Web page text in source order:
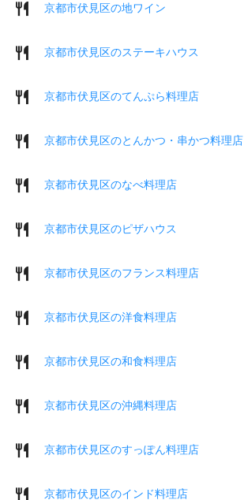
京都市伏見区の地ワイン
京都市伏見区のステーキハウス
京都市伏見区のてんぷら料理店
京都市伏見区のとんかつ・串かつ料理店
京都市伏見区のなべ料理店
京都市伏見区のピザハウス
京都市伏見区のフランス料理店
京都市伏見区の洋食料理店
京都市伏見区の和食料理店
京都市伏見区の沖縄料理店
京都市伏見区のすっぽん料理店
京都市伏見区のインド料理店